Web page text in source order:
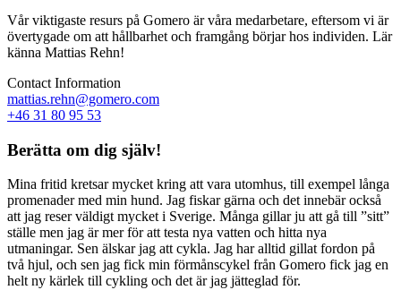
Vår viktigaste resurs på Gomero är våra medarbetare, eftersom vi är
övertygade om att hållbarhet och framgång börjar hos individen. Lär
känna Mattias Rehn!
Contact Information
mattias.rehn@gomero.com
+46 31 80 95 53
Berätta om dig själv!
Mina fritid kretsar mycket kring att vara utomhus, till exempel långa
promenader med min hund. Jag fiskar gärna och det innebär också
att jag reser väldigt mycket i Sverige. Många gillar ju att gå till ”sitt”
ställe men jag är mer för att testa nya vatten och hitta nya
utmaningar. Sen älskar jag att cykla. Jag har alltid gillat fordon på
två hjul, och sen jag fick min förmånscykel från Gomero fick jag en
helt ny kärlek till cykling och det är jag jätteglad för.